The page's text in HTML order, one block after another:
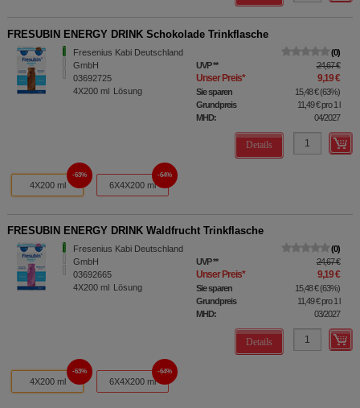
FRESUBIN ENERGY DRINK Schokolade Trinkflasche
Fresenius Kabi Deutschland
GmbH
03692725
4X200 ml Lösung
0
UVP** 24,67 €
Unser Preis* 9,19 €
Sie sparen 15,48 €(63%)
Grundpreis
11,49 €pro 1 l
MHD:
04/2027
Details
4X200 ml
63%
6X4X200 ml
64%
FRESUBIN ENERGY DRINK Waldfrucht Trinkflasche
Fresenius Kabi Deutschland
GmbH
03692665
4X200 ml Lösung
0
UVP** 24,67 €
Unser Preis* 9,19 €
Sie sparen 15,48 €(63%)
Grundpreis
11,49 €pro 1 l
MHD:
03/2027
Details
4X200 ml
63%
6X4X200 ml
64%